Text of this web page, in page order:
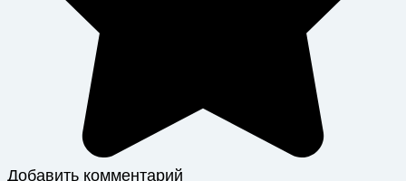
Добавить комментарий